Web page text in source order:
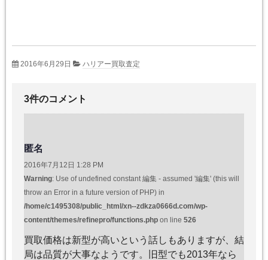
2016年6月29日 ハリアー買取査定
3件のコメント
匿名
2016年7月12日 1:28 PM
Warning: Use of undefined constant 編集 - assumed '編集' (this will
throw an Error in a future version of PHP) in
/home/c1495308/public_html/xn--zdkza0666d.com/wp-
content/themes/refinepro/functions.php on line 526
買取価格は新型が高いという話しもありますが、結
局は品質が大事なようです。旧型でも2013年なら